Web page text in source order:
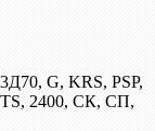
G, KRS, PSP,
TS, 2400, СК, СП,